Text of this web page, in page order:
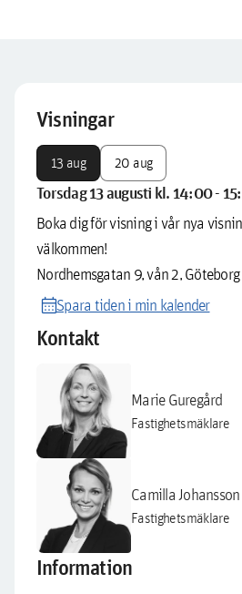
Visningar
13 aug 20 aug
Torsdag 13 augusti kl. 14:00 -
Boka dig för visning i vår nya
välkommen!
Nordhemsgatan 9, vån 2, Göteborg
calendar_monthSpara tiden i min kalender
Kontakt
Marie Guregård
Fastighetsmäklare
Camilla
Fastighetsmäklare
Information